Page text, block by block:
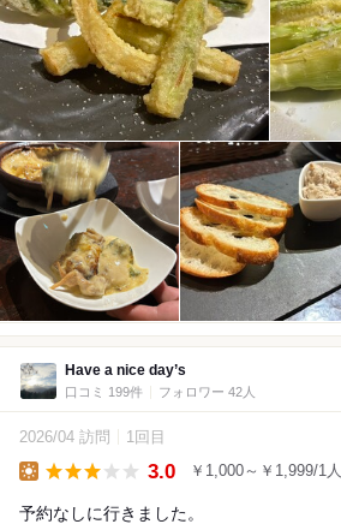
Have a nice day’s
口コミ 199件 フォロワー 42人
2026/04 訪問 1回目
3.0 ￥1,000～￥1,999/1人
予約なしに行きました。